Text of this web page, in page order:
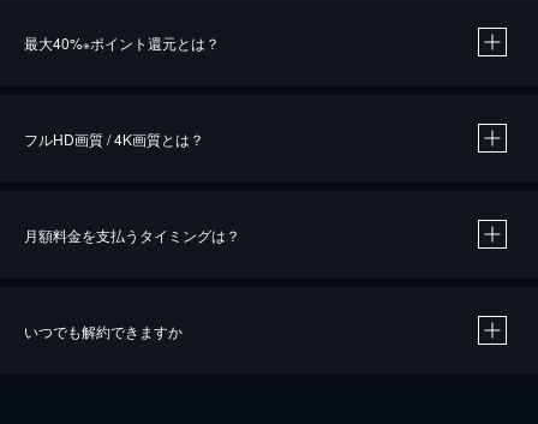
最大40%※ポイント還元とは？
※40％ポイント還元の対象は、クレジットカード決済による作品の購入 / レンタルです。
フルHD画質 / 4K画質とは？
月額料金を支払うタイミングは？
いつでも解約できますか